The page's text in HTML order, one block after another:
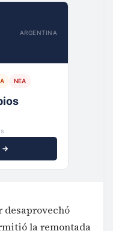
ARGENTINA
NEA
→
desaprovechó
la remontada